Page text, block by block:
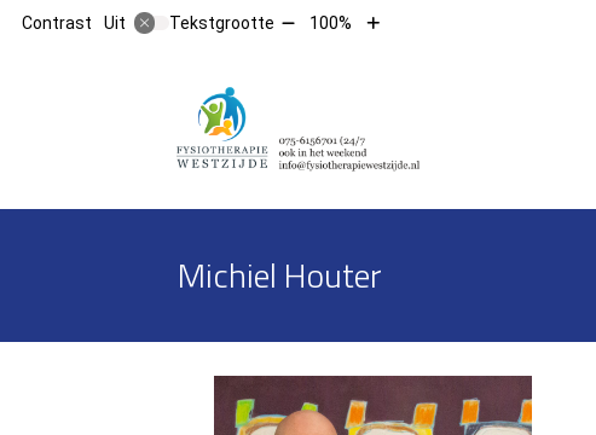
Contrast Uit Tekstgrootte Tekst100%
Tekst
Michiel Houter